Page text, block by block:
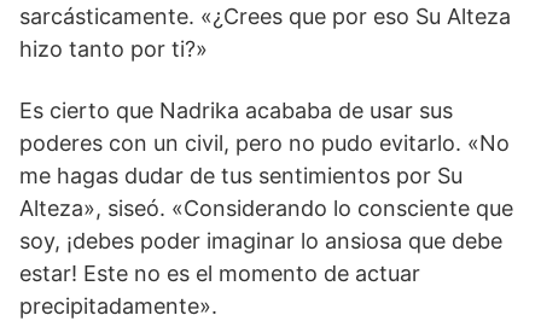
sarcásticamente. «¿Crees que por eso Su Alteza
hizo tanto por ti?»
Es cierto que Nadrika acababa de usar sus
poderes con un civil, pero no pudo evitarlo. «No
me hagas dudar de tus sentimientos por Su
Alteza», siseó. «Considerando lo consciente que
soy, ¡debes poder imaginar lo ansiosa que debe
estar! Este no es el momento de actuar
precipitadamente».